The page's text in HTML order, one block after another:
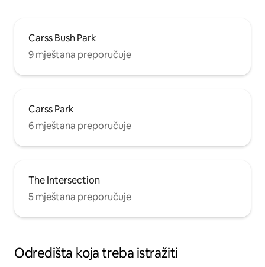
Carss Bush Park
9 mještana preporučuje
Carss Park
6 mještana preporučuje
The Intersection
5 mještana preporučuje
Odredišta koja treba istražiti